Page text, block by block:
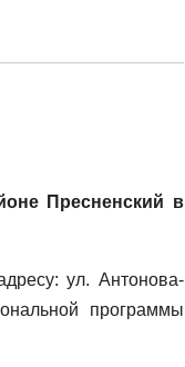
Пресненский в
ул. Антонова-
программы